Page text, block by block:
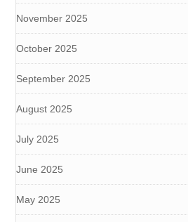
November 2025
October 2025
September 2025
August 2025
July 2025
June 2025
May 2025